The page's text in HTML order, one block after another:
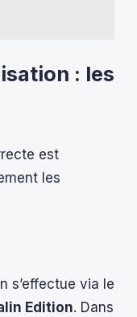
: les
est
les
s’effectue via le
Edition. Dans